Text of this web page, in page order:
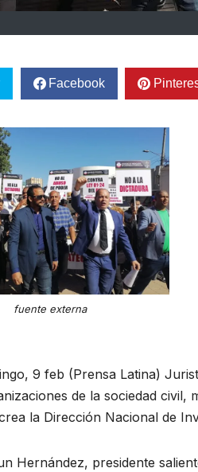
Facebook
fuente externa
9 feb (Prensa Latina)
de la sociedad
la Dirección Nacional de
Hernández, presidente